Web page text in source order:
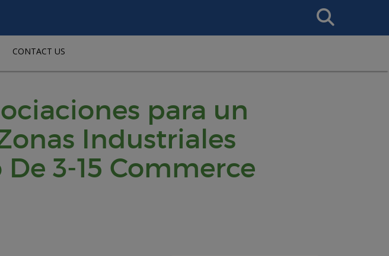
Search
This
CONTACT US
para un
Industriales
3-15 Commerce